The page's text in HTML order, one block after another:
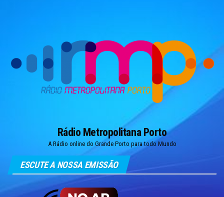
Rádio Metropolitana Porto
A Rádio online do Grande Porto para todo Mundo
ESCUTE A NOSSA EMISSÃO